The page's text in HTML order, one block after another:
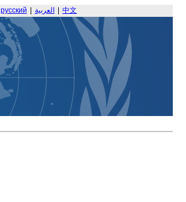
русский العربية 中文